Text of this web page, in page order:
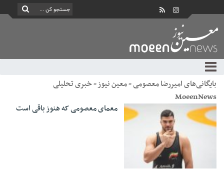
بایگانی‌های امیررضا معصومی - معین نیوز - خبری تحلیلی
MoeenNews
معمای معصومی که هنوز باقی است